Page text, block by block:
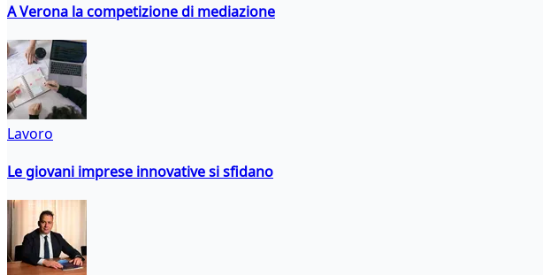
A Verona la competizione di mediazione
Lavoro
Le giovani imprese innovative si sfidano